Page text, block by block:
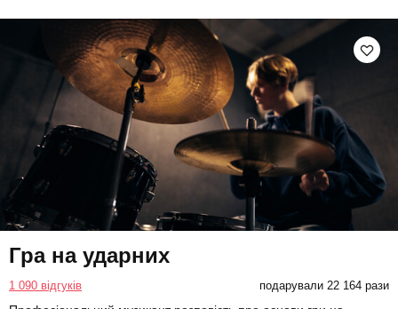
Гра на ударних
1 090 відгуків подарували 22 164 рази